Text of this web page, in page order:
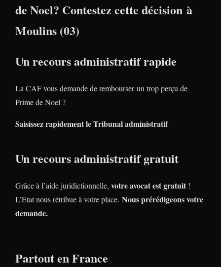
de Noel? Contestez cette décision à
Moulins (03)
Un recours administratif rapide
La CAF vous demande de rembourser un trop perçu de
Prime de Noel ?
Saisissez rapidement le Tribunal administratif
Un recours administratif gratuit
Grâce à l’aide juridictionnelle, votre avocat est gratuit !
L’Etat nous rétribue à votre place. Nous prérédigeons votre
demande.
Partout en France